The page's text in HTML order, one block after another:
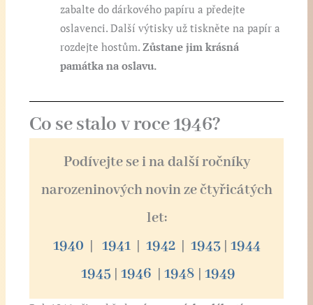
zabalte do dárkového papíru a předejte
oslavenci. Další výtisky už tiskněte na papír a
rozdejte hostům.Zůstane jim krásná
památka na oslavu.
Co se stalo v roce 1946?
Podívejte se i na další ročníky
narozeninových novin ze čtyřicátých
let:
1940 | 1941| 1942 | 1943| 1944
1945| 1946 | 1948 | 1949